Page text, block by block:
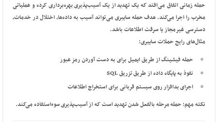
حملهزمانی اتفاق می‌افتد که یکتهدیداز یکآسیب‌پذیریبهره‌برداری کرده و عملیاتی
مخرب را اجرا می‌کند. هدفحمله سایبریمی‌تواند آسیب به داده‌ها، اختلال در خدمات،
دسترسی غیرمجاز یا سرقت اطلاعات باشد.
مثال‌های رایج حملات سایبری:
حمله فیشینگاز طریق ایمیل برای به دست آوردن رمز عبور
نفوذ به پایگاه داده از طریقتزریق SQL
اجرایبدافزارروی سیستم قربانی برای استخراج اطلاعات
نکته مهم:حملهمرحله بالفعل شدنتهدیداست که ازآسیب‌پذیریسوءاستفاده می‌کند.